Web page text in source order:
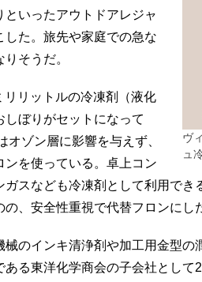
ヴ
ュ
いったアウトドアレジャ
した。旅先や家庭での急な
そうだ。
リットルの冷凍剤（液化
しぼりがセットになって
オゾン層に影響を与えず、
を使っている。卓上コン
ガスなども冷凍剤として利用で
、安全性重視で代替フロンにし
のインキ清浄剤や加工用金型の
ある東洋化学商会の子会社とし